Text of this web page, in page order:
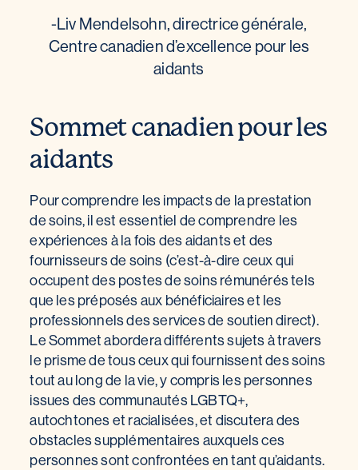
-Liv Mendelsohn, directrice générale,
Centre canadien d’excellence pour les
aidants
Sommet canadien pour les
aidants
Pour comprendre les impacts de la prestation
de soins, il est essentiel de comprendre les
expériences à la fois des aidants et des
fournisseurs de soins (c’est-à-dire ceux qui
occupent des postes de soins rémunérés tels
que les préposés aux bénéficiaires et les
professionnels des services de soutien direct).
Le Sommet abordera différents sujets à travers
le prisme de tous ceux qui fournissent des soins
tout au long de la vie, y compris les personnes
issues des communautés LGBTQ+,
autochtones et racialisées, et discutera des
obstacles supplémentaires auxquels ces
personnes sont confrontées en tant qu’aidants.